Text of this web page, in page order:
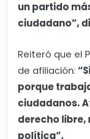
un partido
ciudadano”,
Reiteró que el
de afiliación:
porque
ciudadanos.
derecho libre,
política”.